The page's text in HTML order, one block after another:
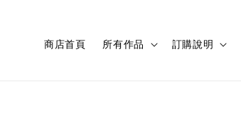
商店首頁 所有作品 訂購說明